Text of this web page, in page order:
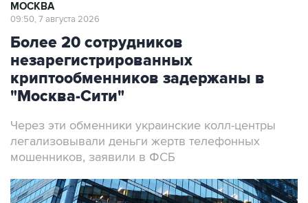
МОСКВА
09:50, 7 августа 2026
Более 20 сотрудников
незарегистрированных
криптообменников задержаны в
"Москва-Сити"
Через эти обменники украинские колл-центры
легализовывали деньги жертв телефонных
мошенников, заявили в ФСБ